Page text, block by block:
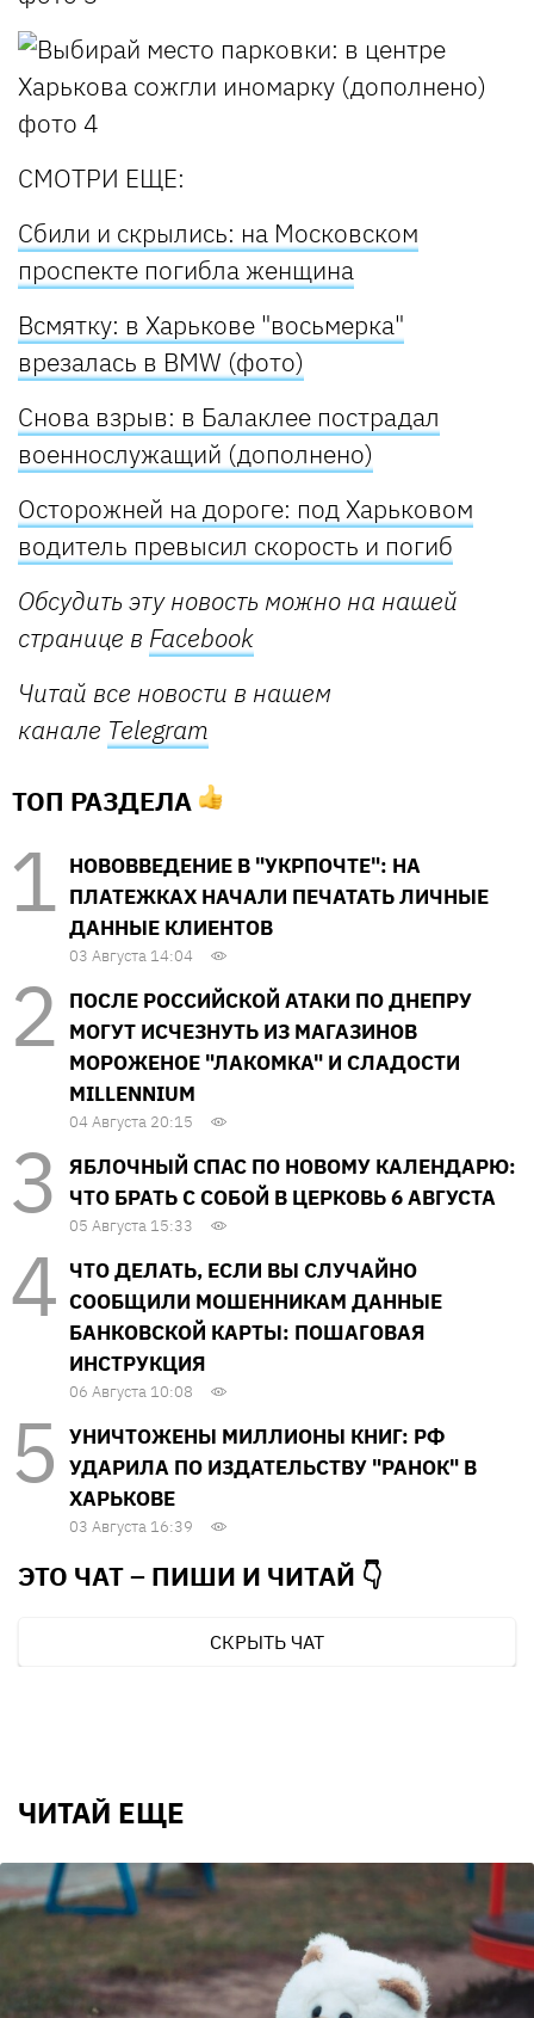
СМОТРИ ЕЩЕ:
Сбили и скрылись: на Московском
проспекте погибла женщина
Всмятку: в Харькове "восьмерка"
врезалась в BMW (фото)
Снова взрыв: в Балаклее пострадал
военнослужащий (дополнено)
Осторожней на дороге: под Харьковом
водитель превысил скорость и погиб
Обсудить эту новость можно на нашей
странице в Facebook
Читай все новости в нашем
канале Telegram
ТОП РАЗДЕЛА
НОВОВВЕДЕНИЕ В "УКРПОЧТЕ": НА
ПЛАТЕЖКАХ НАЧАЛИ ПЕЧАТАТЬ ЛИЧНЫЕ
ДАННЫЕ КЛИЕНТОВ
03 Августа 14:04
ПОСЛЕ РОССИЙСКОЙ АТАКИ ПО ДНЕПРУ
МОГУТ ИСЧЕЗНУТЬ ИЗ МАГАЗИНОВ
МОРОЖЕНОЕ "ЛАКОМКА" И СЛАДОСТИ
MILLENNIUM
04 Августа 20:15
ЯБЛОЧНЫЙ СПАС ПО НОВОМУ КАЛЕНДАРЮ:
ЧТО БРАТЬ С СОБОЙ В ЦЕРКОВЬ 6 АВГУСТА
05 Августа 15:33
ЧТО ДЕЛАТЬ, ЕСЛИ ВЫ СЛУЧАЙНО
СООБЩИЛИ МОШЕННИКАМ ДАННЫЕ
БАНКОВСКОЙ КАРТЫ: ПОШАГОВАЯ
ИНСТРУКЦИЯ
06 Августа 10:08
УНИЧТОЖЕНЫ МИЛЛИОНЫ КНИГ: РФ
УДАРИЛА ПО ИЗДАТЕЛЬСТВУ "РАНОК" В
ХАРЬКОВЕ
03 Августа 16:39
ЭТО ЧАТ – ПИШИ И ЧИТАЙ 👇
СКРЫТЬ ЧАТ
ЧИТАЙ ЕЩЕ